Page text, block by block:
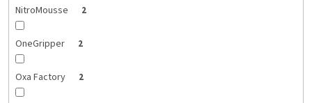
NitroMousse 2
OneGripper 2
Oxa Factory 2